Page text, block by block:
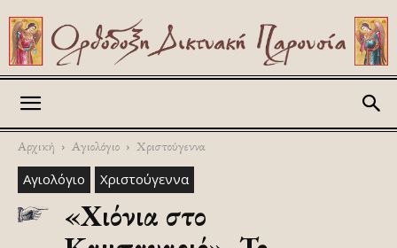
Αρχική Αγιολόγιο Χριστούγεννα
Αγιολόγιο Χριστούγεννα
«Χιόνια στο